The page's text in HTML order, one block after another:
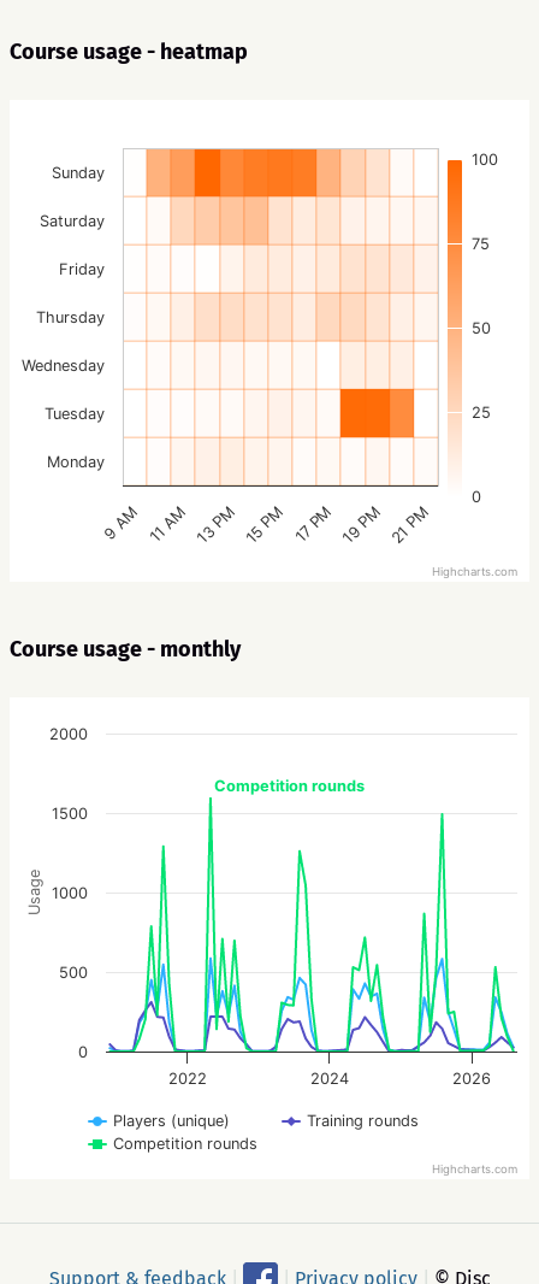
Course usage - heatmap
0
25
50
75
100
9 AM 11 AM 13 PM 15 PM 17 PM 19 PM 21 PM
Monday
Tuesday
Wednesday
Thursday
Friday
Saturday
Sunday
Highcharts.com
Course usage - monthly
Usage
Competition rounds
Players (unique)
Training rounds
Competition rounds
2022 2024 2026
0
500
1000
1500
2000
Highcharts.com
Support & feedback Privacy policy © Disc